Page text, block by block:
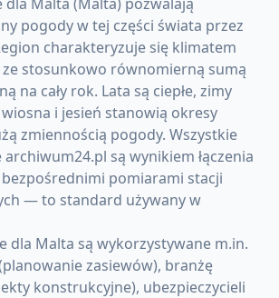
pogody w tej części świata przez
charakteryzuje się klimatem
stosunkowo równomierną sumą
na cały rok. Lata są ciepłe, zimy
i jesień stanowią okresy
zmiennością pogody. Wszystkie
są wynikiem łączenia
bezpośrednimi pomiarami stacji
— to standard używany w
dla Malta są wykorzystywane m.in.
zasiewów), branżę
konstrukcyjne), ubezpieczycieli